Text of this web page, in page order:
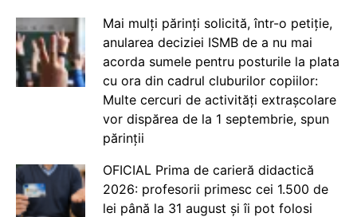
Mai mulți părinți solicită, într-o petiție,
anularea deciziei ISMB de a nu mai
acorda sumele pentru posturile la plata
cu ora din cadrul cluburilor copiilor:
Multe cercuri de activități extrașcolare
vor dispărea de la 1 septembrie, spun
părinții
OFICIAL Prima de carieră didactică
2026: profesorii primesc cei 1.500 de
lei până la 31 august și îi pot folosi